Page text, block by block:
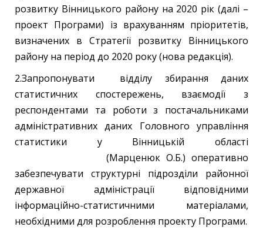
розвитку Вінницького району на 2020 рік (далі –
проект Програми) із врахуванням пріоритетів,
визначених в Стратегії розвитку Вінницького
району на період до 2020 року (нова редакція).
2.Запропонувати відділу збирання даних
статистичних спостережень, взаємодії з
респондентами та роботи з постачальниками
адміністративних даних Головного управління
статистики у Вінницькій області
(Марценюк О.Б.) оперативно
забезпечувати структурні підрозділи районної
державної адміністрації відповідними
інформаційно-статистичними матеріалами,
необхідними для розроблення проекту Програми.